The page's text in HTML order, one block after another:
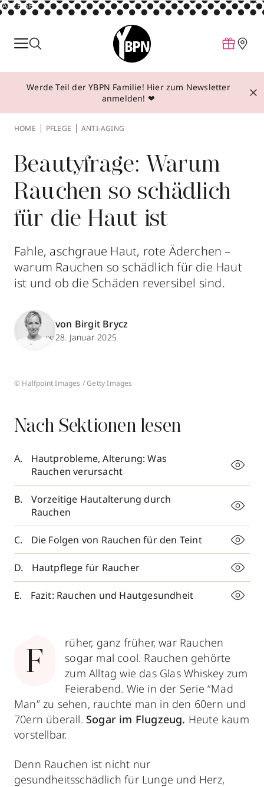
ANZEIGE
Parfum
Make-up
Behandlungen
Über YBPN
Aktionen
Storefinder
Werde Teil der YBPN Familie! Hier zum Newsletter
anmelden! ❤
HOME PFLEGE ANTI-AGING
Beautyfrage: Warum
Rauchen so schädlich
für die Haut ist
Fahle, aschgraue Haut, rote Äderchen –
warum Rauchen so schädlich für die Haut
ist und ob die Schäden reversibel sind.
von Birgit Brycz
28. Januar 2025
© Halfpoint Images / Getty Images
Nach Sektionen lesen
Hautprobleme, Alterung: Was
Rauchen verursacht
Vorzeitige Hautalterung durch
Rauchen
Die Folgen von Rauchen für den Teint
Hautpflege für Raucher
Fazit: Rauchen und Hautgesundheit
F
rüher, ganz früher, war Rauchen
sogar mal cool. Rauchen gehörte
zum Alltag wie das Glas Whiskey zum
Feierabend. Wie in der Serie “Mad
Man” zu sehen, rauchte man in den 60ern und
70ern überall. Sogar im Flugzeug. Heute kaum
vorstellbar.
Denn Rauchen ist nicht nur
gesundheitsschädlich für Lunge und Herz,